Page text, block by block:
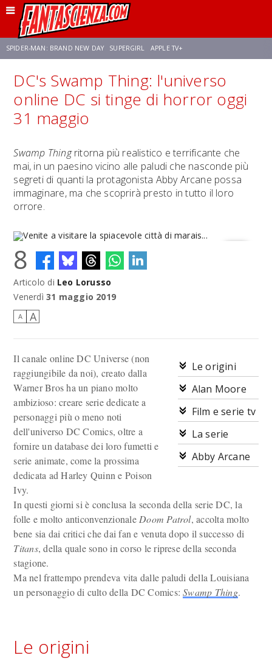
SPIDER-MAN: BRAND NEW DAY SUPERGIRL APPLE TV+
FRANCO RICCIARDIELLO ZENDAYA STAR TREK AVENGERS: DOOMSDAY
SADIE SINK
DC's Swamp Thing: l'universo
online DC si tinge di horror oggi
31 maggio
Swamp Thingritorna più realistico e terrificante che
mai, in un paesino vicino alle paludi che nasconde più
segreti di quanti la protagonista Abby Arcane possa
immaginare, ma che scoprirà presto in tutto il loro
orrore.
Venite a visitare la spiacevole città di marais...
8
Articolo di Leo Lorusso
Venerdì 31 maggio 2019
A A
Le origini
Alan Moore
Film e serie tv
La serie
Abby Arcane
Il canale online DC Universe (non
raggiungibile da noi), creato dalla
Warner Bros ha un piano molto
ambizioso: creare serie dedicate a
personaggi più o meno noti
dell'universo DC Comics, oltre a
fornire un database dei loro fumetti e
serie animate, come la prossima
dedicata ad Harley Quinn e Poison
Ivy.
In questi giorni si è conclusa la seconda della serie DC, la
folle e molto anticonvenzionale Doom Patrol, accolta molto
bene sia dai critici che dai fan e venuta dopo il successo di
Titans, della quale sono in corso le riprese della seconda
stagione.
Ma nel frattempo prendeva vita dalle paludi della Louisiana
un personaggio di culto della DC Comics:Swamp Thing.
Le origini